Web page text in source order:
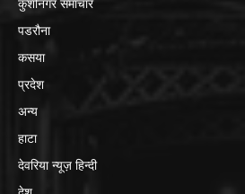
पडरौना
कसया
प्रदेश
अन्य
हाटा
देवरिया न्यूज़ हिन्दी